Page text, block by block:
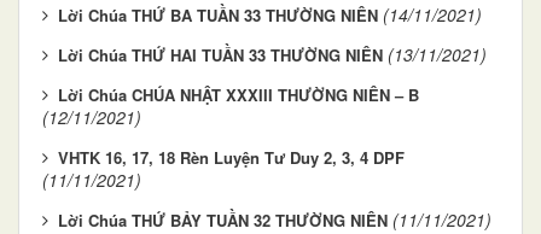
Lời Chúa THỨ BA TUẦN 33 THƯỜNG NIÊN (14/11/2021)
Lời Chúa THỨ HAI TUẦN 33 THƯỜNG NIÊN (13/11/2021)
Lời Chúa CHÚA NHẬT XXXIII THƯỜNG NIÊN – B
(12/11/2021)
VHTK 16, 17, 18 Rèn Luyện Tư Duy 2, 3, 4 DPF
(11/11/2021)
Lời Chúa THỨ BẢY TUẦN 32 THƯỜNG NIÊN (11/11/2021)